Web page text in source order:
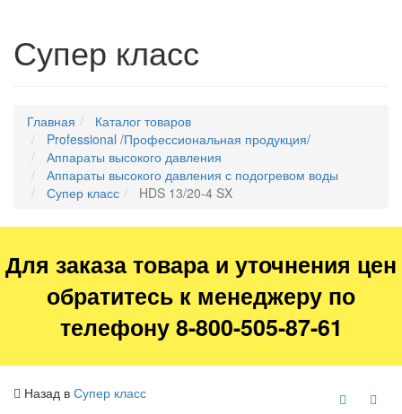
Супер класс
Главная
Каталог товаров
Professional /Профессиональная продукция/
Аппараты высокого давления
Аппараты высокого давления с подогревом воды
Супер класс
HDS 13/20-4 SX
Для заказа товара и уточнения цен
обратитесь к менеджеру по
телефону 8-800-505-87-61
Назад в Супер класс